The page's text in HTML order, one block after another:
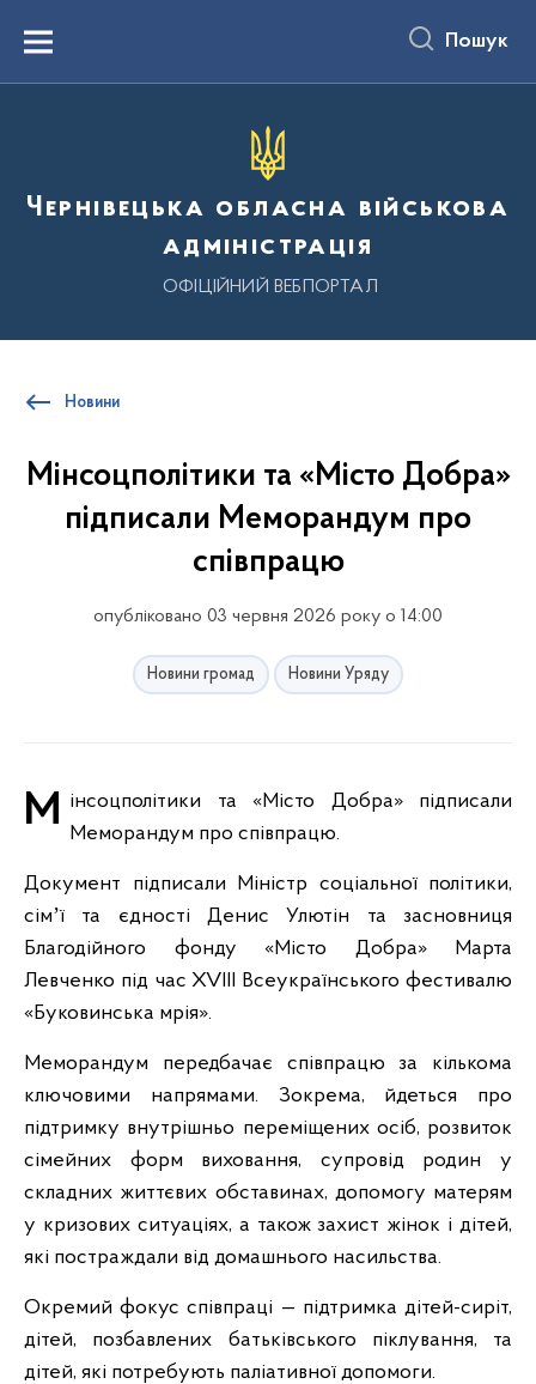
вмістуMenu Пошук
Чернівецька обласна військова
адміністрація
ОФІЦІЙНИЙ ВЕБПОРТАЛ
Новини
Мінсоцполітики та «Місто Добра»
підписали Меморандум про
співпрацю
опубліковано 03 червня 2026 року о 14:00
Новини громад Новини Уряду
Мінсоцполітики та «Місто Добра» підписали Меморандум про співпрацю.
Документ підписали Міністр соціальної політики,
сімʼї та єдності Денис Улютін та засновниця
Благодійного фонду «Місто Добра» Марта
Левченко під час XVIII Всеукраїнського фестивалю
«Буковинська мрія».
Меморандум передбачає співпрацю за кількома
ключовими напрямами. Зокрема, йдеться про
підтримку внутрішньо переміщених осіб, розвиток
сімейних форм виховання, супровід родин у
складних життєвих обставинах, допомогу матерям
у кризових ситуаціях, а також захист жінок і дітей,
які постраждали від домашнього насильства.
Окремий фокус співпраці — підтримка дітей-сиріт,
дітей, позбавлених батьківського піклування, та
дітей, які потребують паліативної допомоги.